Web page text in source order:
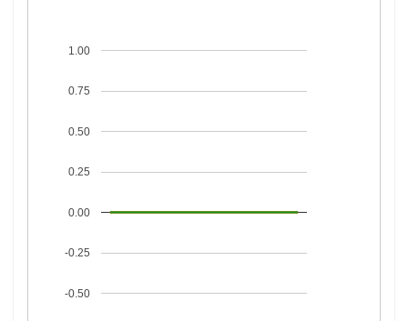
-0.50
-0.25
0.00
0.25
0.50
0.75
1.00